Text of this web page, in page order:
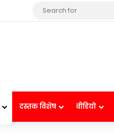
दस्तक विशेष वीडियो